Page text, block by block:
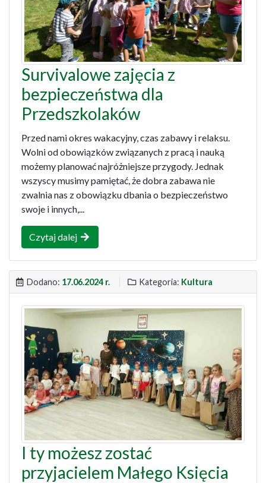
Survivalowe zajęcia z
bezpieczeństwa dla
Przedszkolaków
Przed nami okres wakacyjny, czas zabawy i relaksu.
Wolni od obowiązków związanych z pracą i nauką
możemy planować najróżniejsze przygody. Jednak
wszyscy musimy pamiętać, że dobra zabawa nie
zwalnia nas z obowiązku dbania o bezpieczeństwo
swoje i innych,...
Czytaj dalej
Dodano: 17.06.2024 r. Kategoria: Kultura
I ty możesz zostać
przyjacielem Małego Księcia